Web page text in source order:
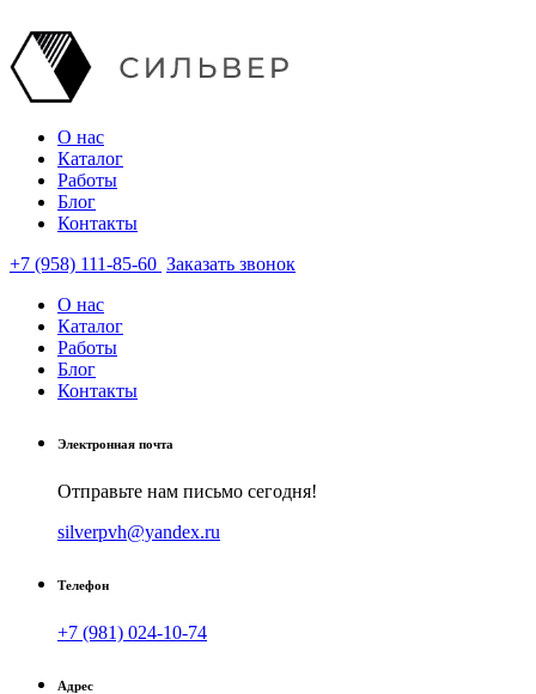
О нас
Каталог
Работы
Блог
Контакты
+7 (958) 111-85-60 Заказать звонок
О нас
Каталог
Работы
Блог
Контакты
Электронная почта
Отправьте нам письмо сегодня!
silverpvh@yandex.ru
Телефон
+7 (981) 024-10-74
Адрес